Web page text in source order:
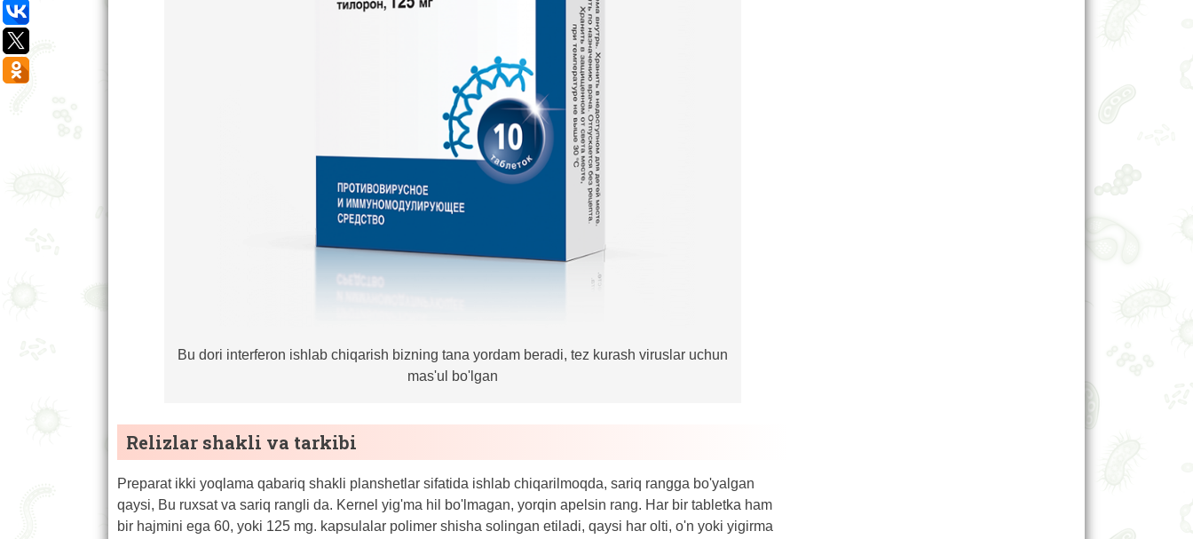
Bu dori interferon ishlab chiqarish bizning tana yordam beradi, tez kurash viruslar uchun
mas'ul bo'lgan
Relizlar shakli va tarkibi
Preparat ikki yoqlama qabariq shakli planshetlar sifatida ishlab chiqarilmoqda, sariq rangga bo'yalgan
qaysi, Bu ruxsat va sariq rangli da. Kernel yig'ma hil bo'lmagan, yorqin apelsin rang. Har bir tabletka ham
bir hajmini ega 60, yoki 125 mg. kapsulalar polimer shisha solingan etiladi, qaysi har olti, o'n yoki yigirma